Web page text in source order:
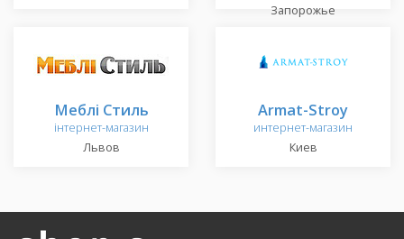
Запорожье
Меблі Стиль
інтернет-магазин
Львов
Armat-Stroy
интернет-магазин
Киев